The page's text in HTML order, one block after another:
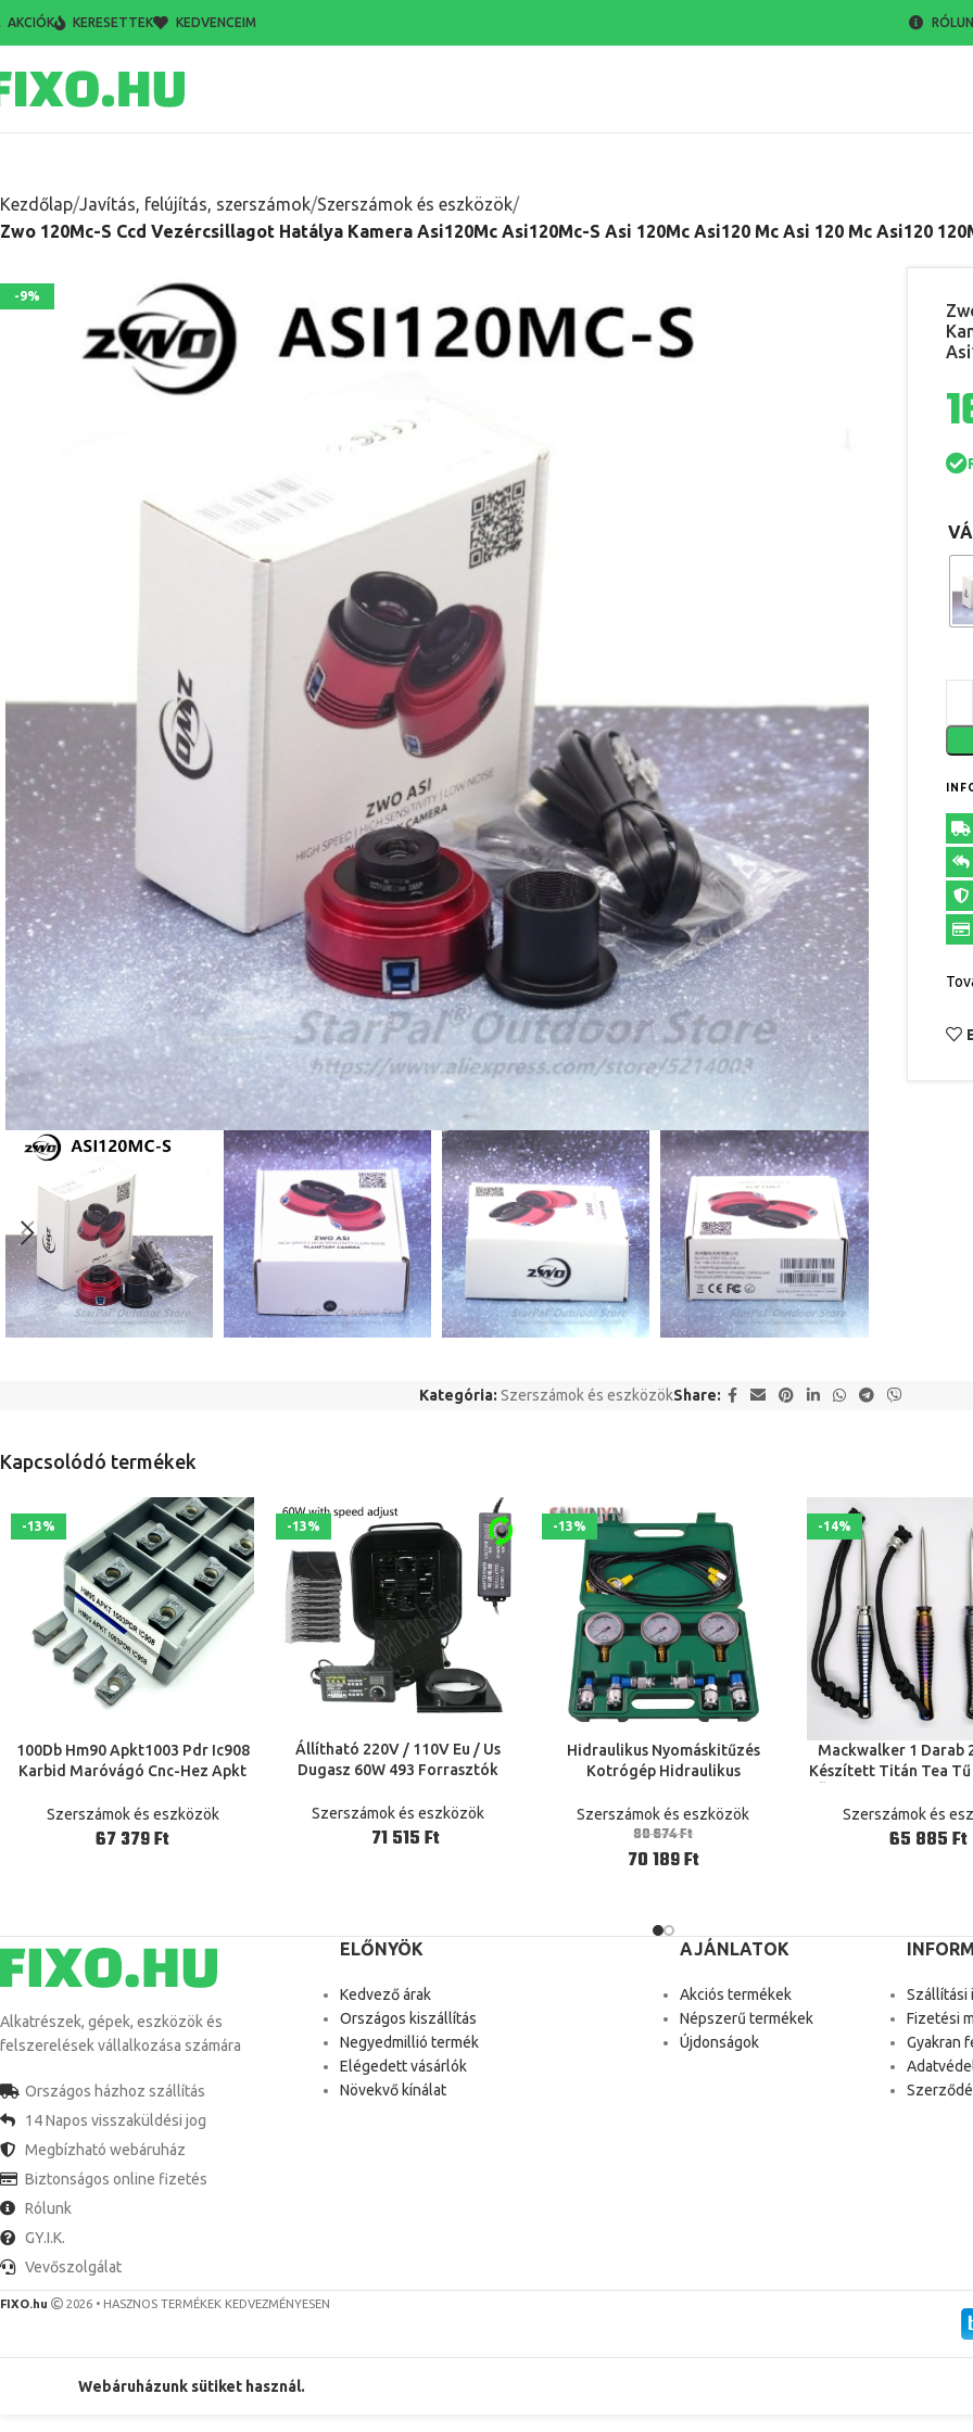
AKCIÓK KERESETTEK KEDVENCEIM
Kezdőlap Javítás, felújítás, szerszámok Szerszámok és eszközök
Zwo 120Mc-S Ccd Vezércsillagot Hatálya Kamera Asi120Mc Asi120Mc-S Asi 120Mc Asi120 Mc Asi 120 Mc Asi120
-9%
Kategória: Szerszámok és eszközökShare:
Kapcsolódó termékek
-13%
TOVÁBB
100Db Hm90 Apkt1003 Pdr Ic908
Karbid Maróvágó Cnc-Hez Apkt
Apkt1003Pder Esztergamarás
Szerszámok és eszközök
Ft
-13%
TOVÁBB
Állítható 220V / 110V Eu / Us
Dugasz 60W 493 Forrasztók
Ingyenes Aktivált Szénszűrő
Szivacs
Szerszámok és eszközök
Ft
-13%
KOSÁRBA TESZEM
Hidraulikus Nyomáskitűzés
Kotrógép Hidraulikus
Tömlőcsatlakozóval És
Mérőeszközökkel Digitális
Nyomásmérő
Szerszámok és eszközök
80 674Ft
70 189Ft
-14%
TOVÁBB
Mackwalker 1 Darab
Készített Titán Tea Tű
Szerszámok és
Ft
Alkatrészek, gépek, eszközök és
felszerelések vállalkozása számára
Országos házhoz szállítás
14 Napos visszaküldési jog
Megbízható webáruház
Biztonságos online fizetés
Rólunk
GY.I.K.
Vevőszolgálat
ELŐNYÖK
Kedvező árak
Országos kiszállítás
Negyedmillió termék
Elégedett vásárlók
Növekvő kínálat
AJÁNLATOK
Akciós termékek
Népszerű termékek
Újdonságok
Szállítási
Fizetési
Gyakran
FIXO.hu 2026 • HASZNOS TERMÉKEK KEDVEZMÉNYESEN
Webáruházunk sütiket használ.